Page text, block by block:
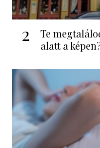
2
Te
alatt a